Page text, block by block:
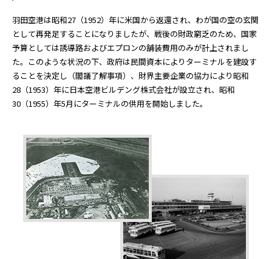
羽田空港は昭和27（1952）年に米国から返還され、わが国の空の玄関
として再発足することになりましたが、戦後の財政窮乏のため、国家
予算としては誘導路およびエプロンの舗装費用のみが計上されまし
た。このような状況の下、政府は民間資本によりターミナルを建設す
ることを決定し（閣議了解事項）、財界主要企業の協力により昭和
28（1953）年に日本空港ビルデング株式会社が設立され、昭和
30（1955）年5月にターミナルの供用を開始しました。